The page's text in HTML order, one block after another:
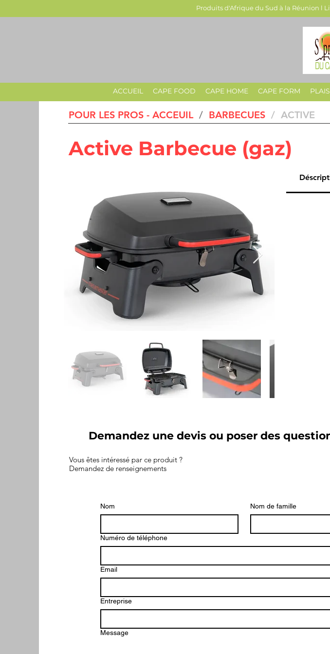
Produits d'Afrique du Sud à la Réunion l
ACCUEIL CAPE FOOD CAPE HOME CAPE FORM
POUR LES PROS - ACCEUIL / BARBECUES / ACTIVE
Active Barbecue (gaz)
Vous êtes intéressé par ce produit ?
Demandez de renseignements
Nom Nom de famille
Numéro de téléphone
Email
Entreprise
Message
Demandez une devis ou poser des